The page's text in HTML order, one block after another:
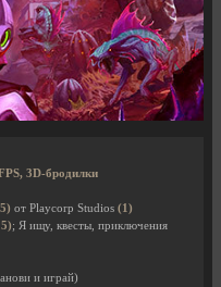
3D-бродилки
от Playcorp Studios (1)
; Я ищу, квесты, приключения
и играй)